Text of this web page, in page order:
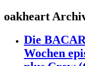
oakheart
Die
Wochen